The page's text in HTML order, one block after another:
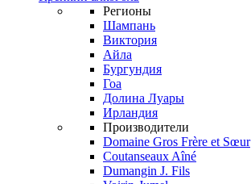
Регионы
Шампань
Виктория
Айла
Бургундия
Гоа
Долина Луары
Ирландия
Производители
Domaine Gros Frère et Sœur
Coutanseaux Aîné
Dumangin J. Fils